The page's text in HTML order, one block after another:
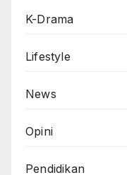
K-Drama
Lifestyle
News
Opini
Pendidikan